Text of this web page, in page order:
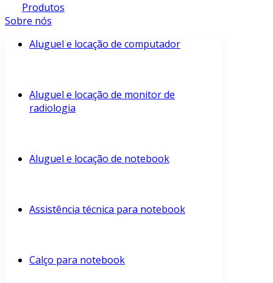
Produtos
Sobre nós
Aluguel e locação de computador
Aluguel e locação de monitor de
radiologia
Aluguel e locação de notebook
Assistência técnica para notebook
Calço para notebook